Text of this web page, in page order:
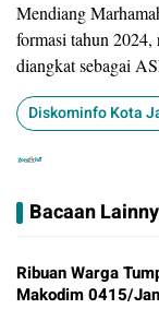
Mendiang
formasi tahun
diangkat sebagai
Diskominfo Kota
Bacaan
Ribuan Warga
Makodim 0415/